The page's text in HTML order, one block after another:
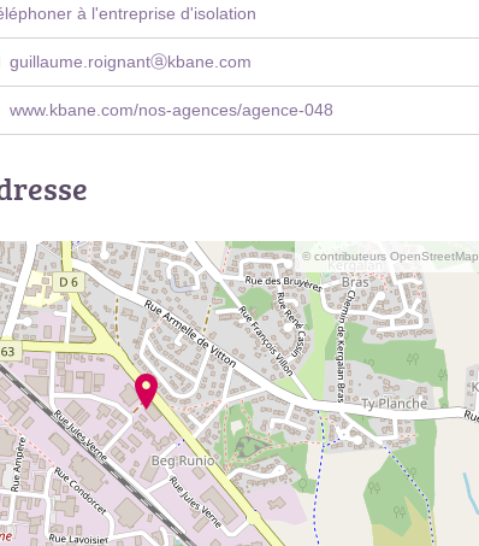
à l'entreprise d'isolation
guillaume.roignantⓐkbane.com
www.kbane.com/nos-agences/agence-048
© contributeurs OpenStreetMap